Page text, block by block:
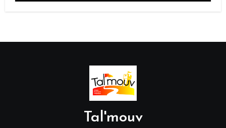
Tal'mouv